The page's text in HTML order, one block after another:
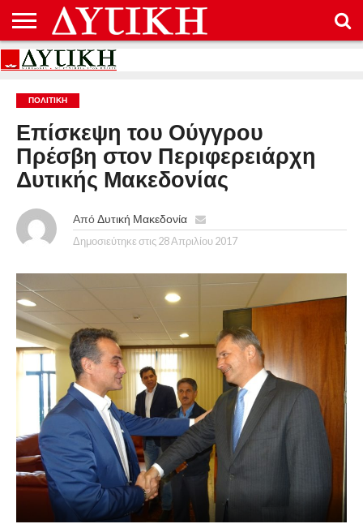
ΑΡΧΙΚΉ
ΕΠΙΚΟΙΝΩΝΊΑ
ΌΡΟΙ
ΠΡΟΣΤΑΣΊΑ
ΔΕΔΟΜΈΝΩΝ
ΠΟΛΙΤΙΚΉ
Επίσκεψη του Ούγγρου
Πρέσβη στον Περιφερειάρχη
Δυτικής Μακεδονίας
Από Δυτική Μακεδονία
Δημοσιεύτηκε στις 28 Απριλίου 2017